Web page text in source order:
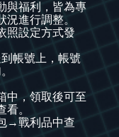
與福利，皆為專
況進行調整。
照設定方式發
帳號上，帳號
中，領取後可至
。
→戰利品中查